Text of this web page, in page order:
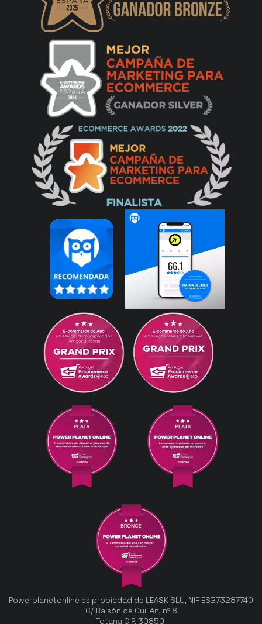
Powerplanetonline es propiedad de LEASK SLU, NIF ESB73287740
C/ Balsón de Guillén, nº 8
Totana C.P. 30850